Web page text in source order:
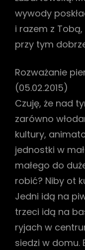
wywody
i razem z
przy tym
Rozważanie
(05.02.2015)
Czuję, że nad
zarówno
kultury,
jednostki w
małego do
robić? Niby ot
Jedni idą na
trzeci idą na
ryjach w
siedzi w domu.